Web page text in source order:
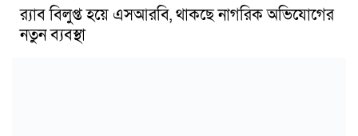
র‍্যাব বিলুপ্ত হয়ে এসআরবি, থাকছে নাগরিক অভিযোগের
নতুন ব্যবস্থা